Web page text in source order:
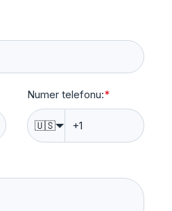
Numer telefonu:*
🇺🇸